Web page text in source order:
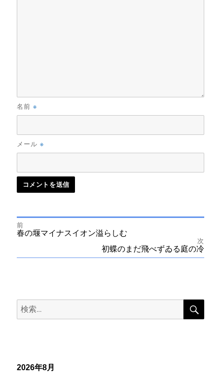
名前※
メール※
投
ゲ
前
前
の
春の堰マイナスイオン溢らしむ
次
初蝶のまだ飛べずゐる庭の冷
検
索:
検
2026年8月